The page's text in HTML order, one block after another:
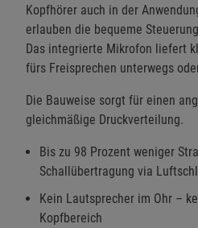
Kopfhörer auch in der
erlauben die bequeme
Das integrierte Mikrofon liefert
fürs Freisprechen unterwegs
Die Bauweise sorgt für einen
gleichmäßige Druckverteilung.
Bis zu 98 Prozent weniger
Schallübertragung via
Kein Lautsprecher im Ohr –
Kopfbereich